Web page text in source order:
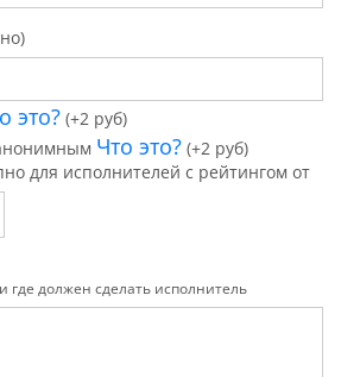
это? (+2 руб)
Что это? (+2 руб)
для исполнителей с рейтингом от
где должен сделать исполнитель